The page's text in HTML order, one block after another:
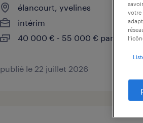
élancourt, yvelines
intérim
40 000 € - 55 000 € par année
publié le 22 juillet 2026
votre